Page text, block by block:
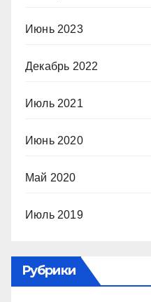
Июнь 2023
Декабрь 2022
Июль 2021
Июнь 2020
Май 2020
Июль 2019
Рубрики